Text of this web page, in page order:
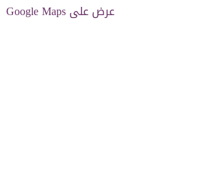
عرض على Google Maps